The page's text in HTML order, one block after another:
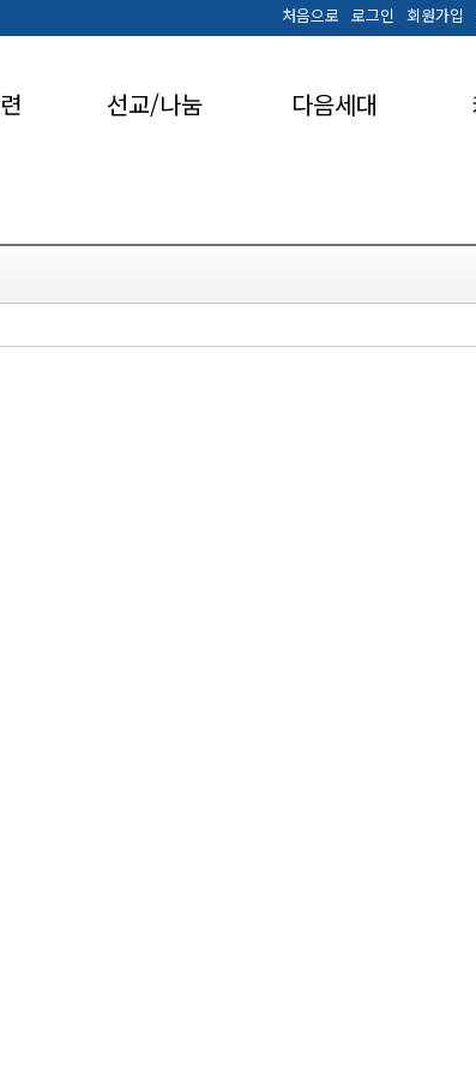
회원가입
로그인
처음으로
선교/나눔 다음세대